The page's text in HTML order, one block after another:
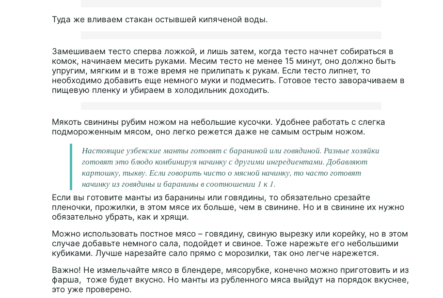
Туда же вливаем стакан остывшей кипяченой воды.
Замешиваем тесто сперва ложкой, и лишь затем, когда тесто начнет собираться в
комок, начинаем месить руками. Месим тесто не менее 15 минут, оно должно быть
упругим, мягким и в тоже время не прилипать к рукам. Если тесто липнет, то
необходимо добавить еще немного муки и подмесить. Готовое тесто заворачиваем в
пищевую пленку и убираем в холодильник доходить.
Мякоть свинины рубим ножом на небольшие кусочки. Удобнее работать с слегка
подмороженным мясом, оно легко режется даже не самым острым ножом.
Настоящие узбекские манты готовят с бараниной или говядиной. Разные хозяйки
готовят это блюдо комбинируя начинку с другими ингредиентами. Добавляют
картошку, тыкву. Если говорить чисто о мясной начинку, то часто готовят
начинку из говядины и баранины в соотношении 1 к 1.
Если вы готовите манты из баранины или говядины, то обязательно срезайте
пленочки, прожилки, в этом мясе их больше, чем в свинине. Но и в свинине их нужно
обязательно убрать, как и хрящи.
Можно использовать постное мясо – говядину, свиную вырезку или корейку, но в этом
случае добавьте немного сала, подойдет и свиное. Тоже нарежьте его небольшими
кубиками. Лучше нарезайте сало прямо с морозилки, так оно легче нарежется.
Важно! Не измельчайте мясо в блендере, мясорубке, конечно можно приготовить и из
фарша, тоже будет вкусно. Но манты из рубленного мяса выйдут на порядок вкуснее,
это уже проверено.